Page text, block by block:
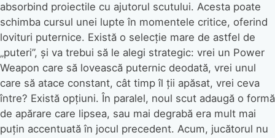
absorbind proiectile cu ajutorul scutului. Acesta poate
schimba cursul unei lupte în momentele critice, oferind
lovituri puternice. Există o selecție mare de astfel de
„puteri”, și va trebui să le alegi strategic: vrei un Power
Weapon care să lovească puternic deodată, vrei unul
care să atace constant, cât timp îl ții apăsat, vrei ceva
între? Există opțiuni. În paralel, noul scut adaugă o formă
de apărare care lipsea, sau mai degrabă era mult mai
puțin accentuată în jocul precedent. Acum, jucătorul nu